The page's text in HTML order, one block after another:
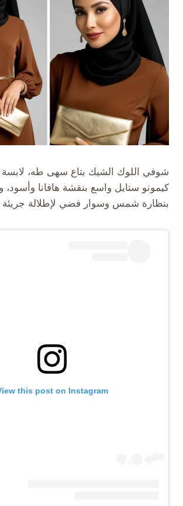
شوفي اللوك الشيك بتاع سهى طه،
كيمونو ستايل واسع بنقشة هافانا وأسود،
بنظارة شمس وسوار فضي لإطلالة جريئة
this post on Instagram